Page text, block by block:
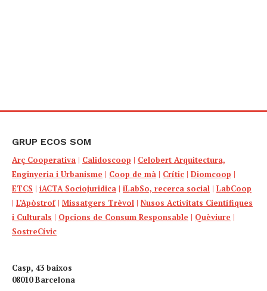
GRUP ECOS SOM
Arç Cooperativa | Calidoscoop | Celobert Arquitectura,
Enginyeria i Urbanisme | Coop de mà | Crític | Diomcoop |
ETCS | iACTA Sociojuridica | iLabSo, recerca social | LabCoop
| L’Apòstrof| Missatgers Trèvol | Nusos Activitats Científiques
i Culturals | Opcions de Consum Responsable | Quèviure |
SostreCívic
Casp, 43 baixos
08010 Barcelona